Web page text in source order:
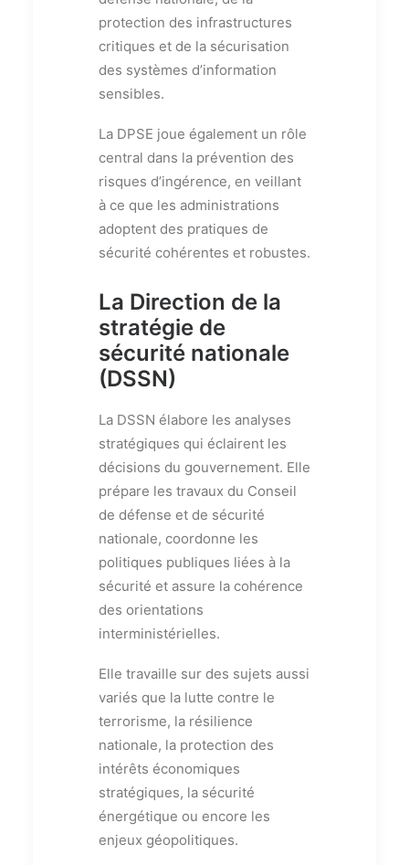
protection des infrastructures
critiques et de la sécurisation
des systèmes d’information
sensibles.
La DPSE joue également un rôle
central dans la prévention des
risques d’ingérence, en veillant
à ce que les administrations
adoptent des pratiques de
sécurité cohérentes et robustes.
La Direction de la
stratégie de
sécurité nationale
(DSSN)
La DSSN élabore les analyses
stratégiques qui éclairent les
décisions du gouvernement. Elle
prépare les travaux du Conseil
de défense et de sécurité
nationale, coordonne les
politiques publiques liées à la
sécurité et assure la cohérence
des orientations
interministérielles.
Elle travaille sur des sujets aussi
variés que la lutte contre le
terrorisme, la résilience
nationale, la protection des
intérêts économiques
stratégiques, la sécurité
énergétique ou encore les
enjeux géopolitiques.